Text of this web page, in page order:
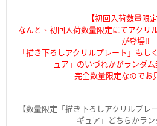
【初回入荷数量限
なんと、初回入荷数量限定にてアクリ
が登場!!
「描き下ろしアクリルプレート」もし
ュア」のいづれかがランダム
完全数量限定なのでお
【数量限定「描き下ろしアクリルプレ
ギュア」どちらかラン